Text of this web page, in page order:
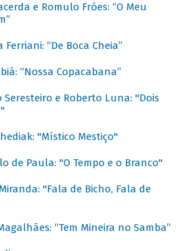
e Romulo Fróes: “O Meu
Ferriani: “De Boca Cheia”
“Nossa Copacabana”
Seresteiro e Roberto Luna: "Dois
"Místico Mestiço"
de Paula: "O Tempo e o Branco"
"Fala de Bicho, Fala de
“Tem Mineira no Samba”